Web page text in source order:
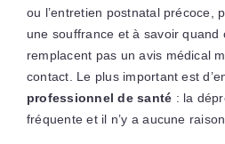
ou l’entretien postnatal précoce,
une souffrance et à savoir quand
remplacent pas un avis médical
contact. Le plus important est
professionnel de santé : la
fréquente et il n’y a aucune